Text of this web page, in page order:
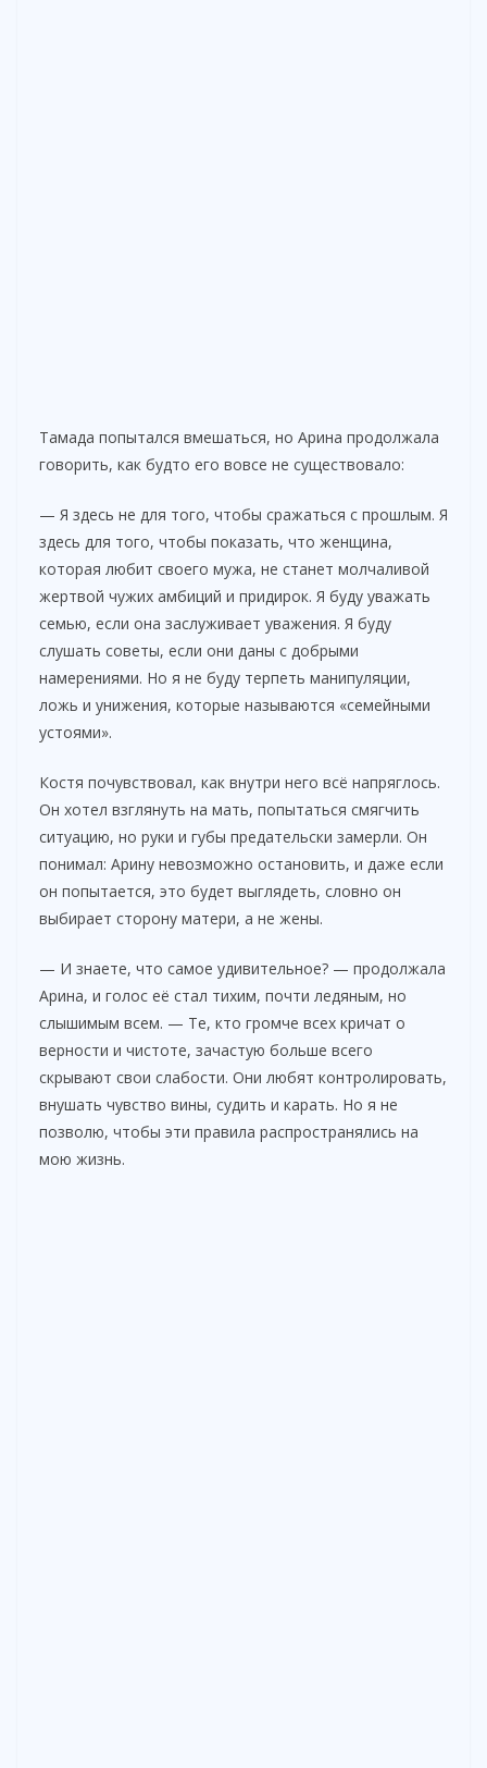
Тамада попытался вмешаться, но Арина продолжала
говорить, как будто его вовсе не существовало:
— Я здесь не для того, чтобы сражаться с прошлым. Я
здесь для того, чтобы показать, что женщина,
которая любит своего мужа, не станет молчаливой
жертвой чужих амбиций и придирок. Я буду уважать
семью, если она заслуживает уважения. Я буду
слушать советы, если они даны с добрыми
намерениями. Но я не буду терпеть манипуляции,
ложь и унижения, которые называются «семейными
устоями».
Костя почувствовал, как внутри него всё напряглось.
Он хотел взглянуть на мать, попытаться смягчить
ситуацию, но руки и губы предательски замерли. Он
понимал: Арину невозможно остановить, и даже если
он попытается, это будет выглядеть, словно он
выбирает сторону матери, а не жены.
— И знаете, что самое удивительное? — продолжала
Арина, и голос её стал тихим, почти ледяным, но
слышимым всем. — Те, кто громче всех кричат о
верности и чистоте, зачастую больше всего
скрывают свои слабости. Они любят контролировать,
внушать чувство вины, судить и карать. Но я не
позволю, чтобы эти правила распространялись на
мою жизнь.